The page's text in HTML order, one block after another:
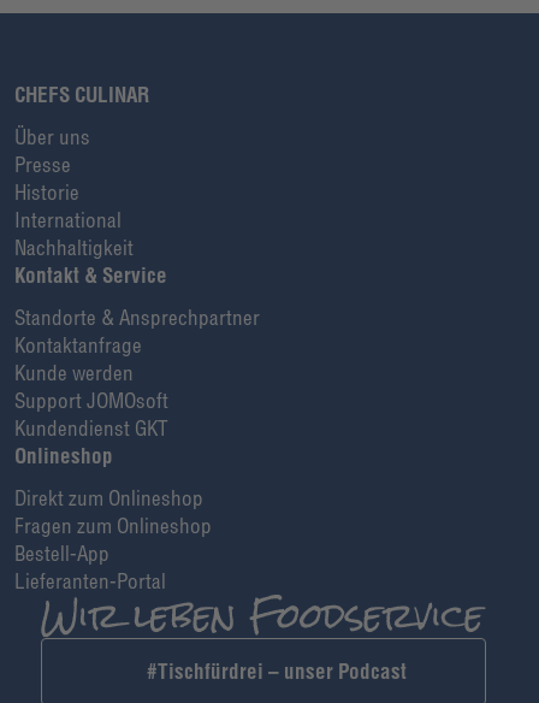
CHEFS CULINAR
Über uns
Presse
Historie
International
Nachhaltigkeit
Kontakt & Service
Standorte & Ansprechpartner
Kontaktanfrage
Kunde werden
Support JOMOsoft
Kundendienst GKT
Onlineshop
Direkt zum Onlineshop
Fragen zum Onlineshop
Bestell-App
Lieferanten-Portal
#Tischfürdrei – unser Podcast